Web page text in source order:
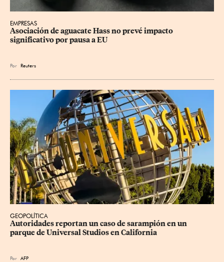
EMPRESAS
Asociación de aguacate Hass no prevé impacto
significativo por pausa a EU
Por Reuters
GEOPOLÍTICA
Autoridades reportan un caso de sarampión en un
parque de Universal Studios en California
Por AFP